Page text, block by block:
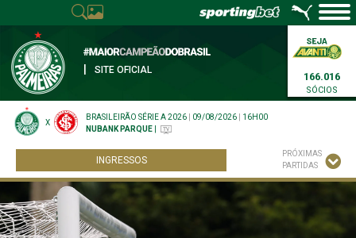
SITE OFICIAL
166.016
SÓCIOS
X
BRASILEIRÃO SÉRIE A 2026 09/08/2026
16H00
NUBANK PARQUE
INGRESSOS
PRÓXIMAS
PARTIDAS